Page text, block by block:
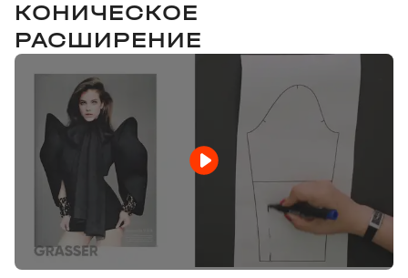
КОНИЧЕСКОЕ
РАСШИРЕНИЕ